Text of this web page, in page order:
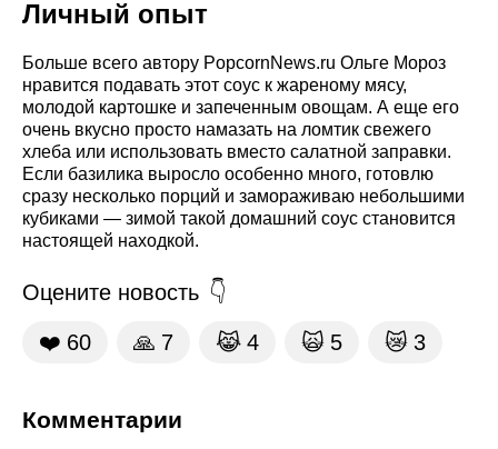
Личный опыт
Больше всего автору PopcornNews.ru Ольге Мороз
нравится подавать этот соус к жареному мясу,
молодой картошке и запеченным овощам. А еще его
очень вкусно просто намазать на ломтик свежего
хлеба или использовать вместо салатной заправки.
Если базилика выросло особенно много, готовлю
сразу несколько порций и замораживаю небольшими
кубиками — зимой такой домашний соус становится
настоящей находкой.
Оцените новость
❤️ 60 🙏 7 😹 4 🙀 5 😿 3
Комментарии